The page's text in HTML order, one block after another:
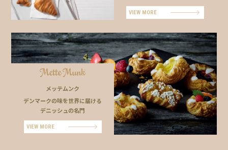
VIEW MORE
メッテムンク
デンマークの味を世界に届ける
デニッシュの名門
VIEW MORE